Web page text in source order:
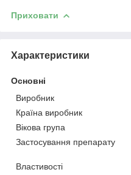
Приховати
Характеристики
Основні
Виробник
Країна виробник
Вікова група
Застосування препарату
Властивості